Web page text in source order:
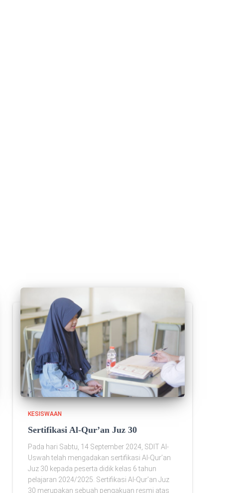
KESISWAAN
Sertifikasi Al-Qur’an Juz 30
Pada hari Sabtu, 14 September 2024, SDIT Al-
Uswah telah mengadakan sertifikasi Al-Qur’an
Juz 30 kepada peserta didik kelas 6 tahun
pelajaran 2024/2025. Sertifikasi Al-Qur’an Juz
30 merupakan sebuah pengakuan resmi atas